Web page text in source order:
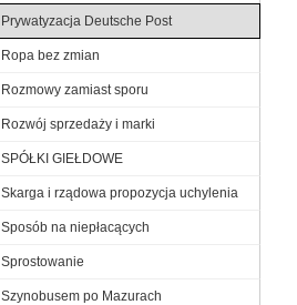
Prywatyzacja Deutsche Post
Ropa bez zmian
Rozmowy zamiast sporu
Rozwój sprzedaży i marki
SPÓŁKI GIEŁDOWE
Skarga i rządowa propozycja uchylenia
Sposób na niepłacących
Sprostowanie
Szynobusem po Mazurach